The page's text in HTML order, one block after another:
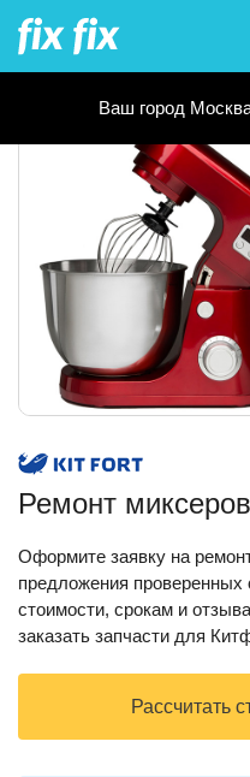
Ваш город
Ремонт
Оформите заявку на
предложения
стоимости, срокам и
заказать запчасти для
Рассчитать